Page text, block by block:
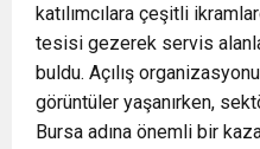
katılımcılara çeşitli
tesisi gezerek servis
buldu. Açılış
görüntüler yaşanırken,
Bursa adına önemli bir